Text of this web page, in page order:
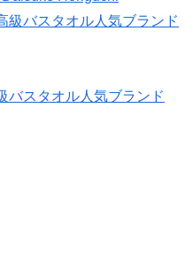
バスタオル人気ブランド